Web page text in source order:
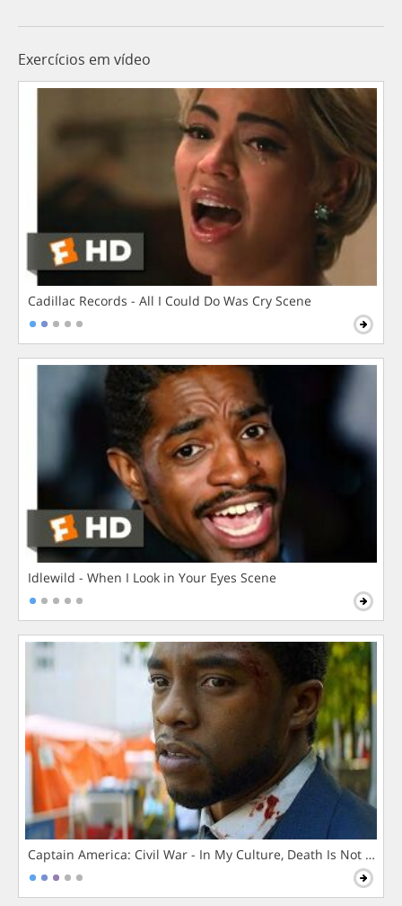
Exercícios em vídeo
Cadillac Records - All I Could Do Was Cry Scene
Idlewild - When I Look in Your Eyes Scene
Captain America: Civil War - In My Culture, Death Is Not The